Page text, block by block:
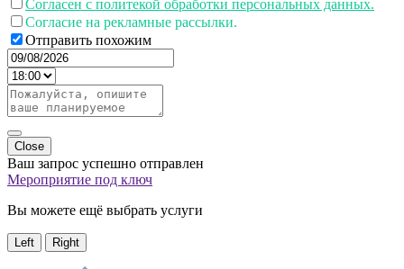
Согласен с политекой обработки персональных данных.
Согласие на рекламные рассылки.
Отправить похожим
Close
Ваш запрос успешно отправлен
Мероприятие под ключ
Вы можете ещё выбрать услуги
Left Right